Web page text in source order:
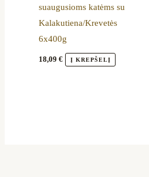
suaugusioms katėms su
Kalakutiena/Krevetės
6x400g
18,09€ Į KREPŠELĮ